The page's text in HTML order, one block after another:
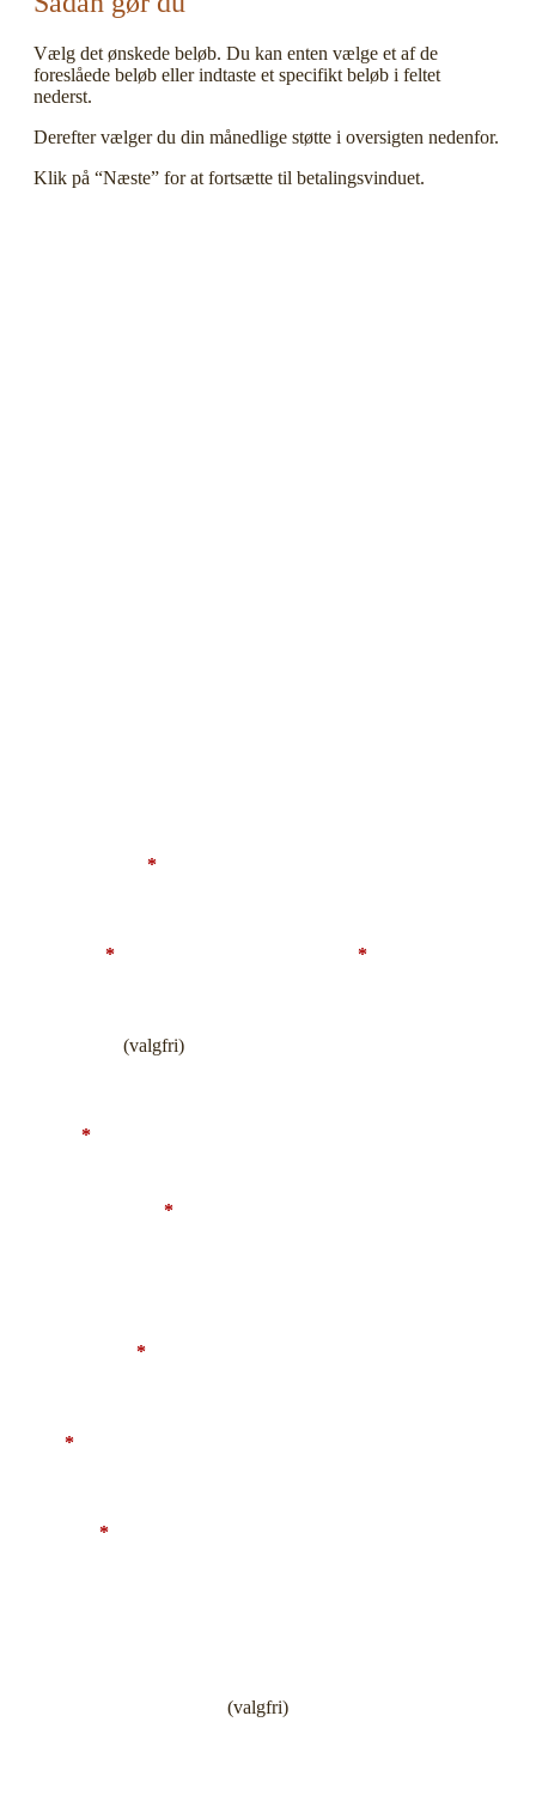
Vælg det ønskede beløb. Du kan enten vælge et af de
foreslåede beløb eller indtaste et specifikt beløb i feltet
nederst.
Derefter vælger du din månedlige støtte i oversigten nedenfor.
Klik på “Næste” for at fortsætte til betalingsvinduet.